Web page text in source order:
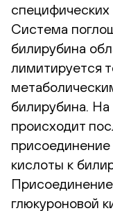
специфических
Система
билирубина
лимитируется
билирубина. На
происходит
кислоты к
глюкуроновой